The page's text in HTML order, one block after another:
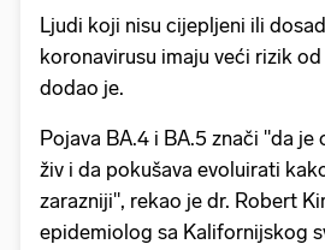
Ljudi koji nisu cijepljeni ili
koronavirusu imaju veći rizik
dodao je.
Pojava BA.4 i BA.5 znači "da
živ i da pokušava evoluirati
zarazniji", rekao je dr. Robert
epidemiolog sa Kalifornijskog